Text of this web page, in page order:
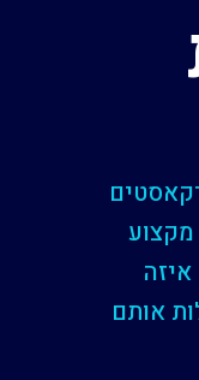
מקצוע
אותם